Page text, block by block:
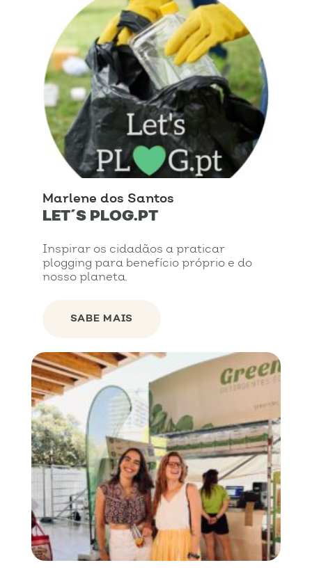
Marlene dos Santos
LET´S PLOG.PT
Inspirar os cidadãos a praticar
plogging para benefício próprio e do
nosso planeta.
SABE MAIS